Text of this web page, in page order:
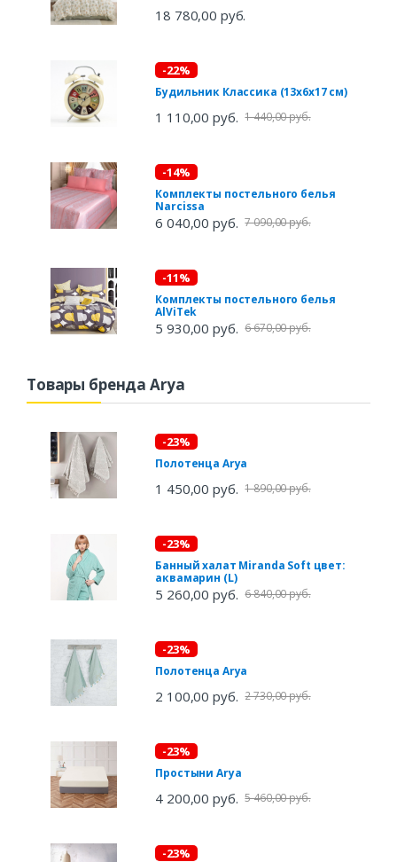
18 780,00 руб.
-22%
Будильник Классика (13х6х17 см)
1 110,00 руб. 1 440,00 руб.
-14%
Комплекты постельного белья
Narcissa
6 040,00 руб. 7 090,00 руб.
-11%
Комплекты постельного белья
AlViTek
5 930,00 руб. 6 670,00 руб.
Товары бренда Arya
-23%
Полотенца Arya
1 450,00 руб. 1 890,00 руб.
-23%
Банный халат Miranda Soft цвет:
аквамарин (L)
5 260,00 руб. 6 840,00 руб.
-23%
Полотенца Arya
2 100,00 руб. 2 730,00 руб.
-23%
Простыни Arya
4 200,00 руб. 5 460,00 руб.
-23%